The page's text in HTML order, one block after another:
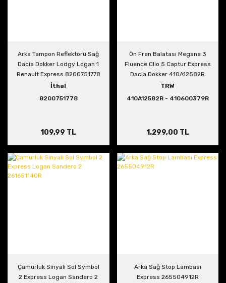
Arka Tampon Reflektörü Sağ
Dacia Dokker Lodgy Logan 1
Renault Express 8200751778
İthal
8200751778
109,99 TL
Ön Fren Balatası Megane 3
Fluence Clio 5 Captur Express
Dacia Dokker 410A12582R
TRW
410A12582R - 410600379R
1.299,00 TL
Çamurluk Sinyali Sol Symbol
2 Express Logan Sandero 2
Arka Sağ Stop Lambası
Express 265504912R